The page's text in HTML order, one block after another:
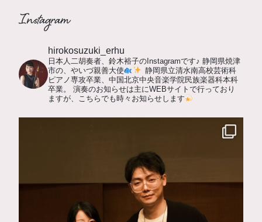
Instagram
hirokosuzuki_erhu
日本人二胡奏者、鈴木裕子のInstagramです♪ 静岡県焼津
市の、やいづ親善大使
静岡県立清水南高校芸術科
ピアノ専攻卒業、中国北京中央音楽学院民族楽器科本科
卒業。
演奏のお知らせは主にWEBサイトで行っており
ますが、こちらでも時々お知らせします